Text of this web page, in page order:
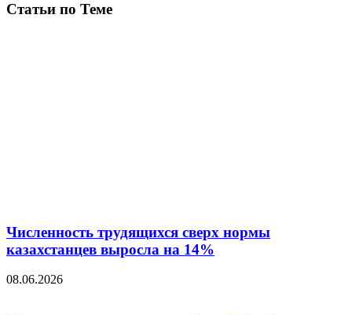
Статьи по Теме
Численность трудящихся сверх нормы
казахстанцев выросла на 14%
08.06.2026